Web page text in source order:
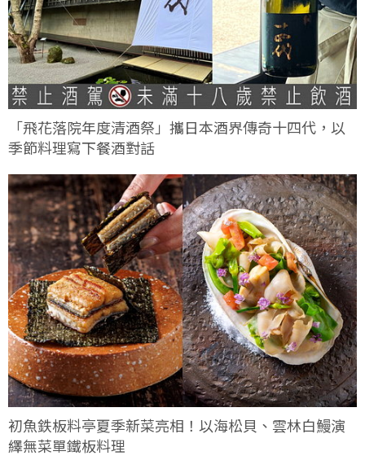
「飛花落院年度清酒祭」攜日本酒界傳奇十四代，以
季節料理寫下餐酒對話
初魚鉄板料亭夏季新菜亮相！以海松貝、雲林白鰻演
繹無菜單鐵板料理